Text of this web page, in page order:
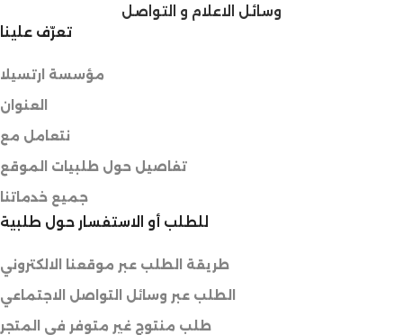
وسائل الاعلام و التواصل
تعرّف علينا
مؤسسة ارتسيلا
العنوان
نتعامل مع
تفاصيل حول طلبيات الموقع
جميع خدماتنا
للطلب أو الاستفسار حول طلبية
طريقة الطلب عبر موقعنا الالكتروني
الطلب عبر وسائل التواصل الاجتماعي
طلب منتوج غير متوفر في المتجر